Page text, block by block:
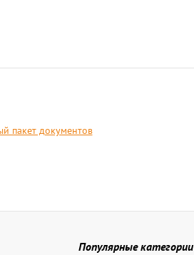
пакет документов
Популярные категории